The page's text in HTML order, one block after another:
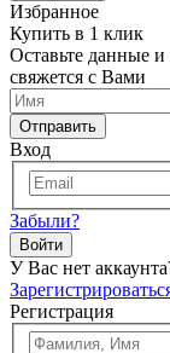
Избранное
Купить в 1 клик
Оставьте данные
свяжется с Вами
Отправить
Вход
Забыли?
Войти
У Вас нет
Регистрация